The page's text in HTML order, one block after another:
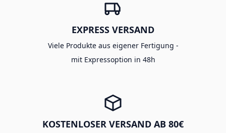
EXPRESS VERSAND
Viele Produkte aus eigener Fertigung -
mit Expressoption in 48h
KOSTENLOSER VERSAND AB 80€